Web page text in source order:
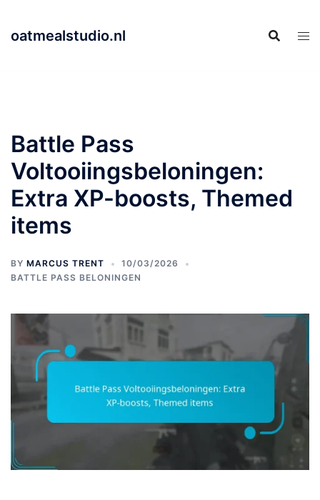
content
oatmealstudio.nl
Battle Pass
Voltooiingsbeloningen:
Extra XP-boosts, Themed
items
BY MARCUS TRENT
10/03/2026
BATTLE PASS BELONINGEN